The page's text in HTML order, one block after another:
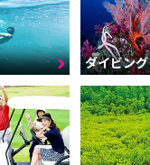
ダイビング